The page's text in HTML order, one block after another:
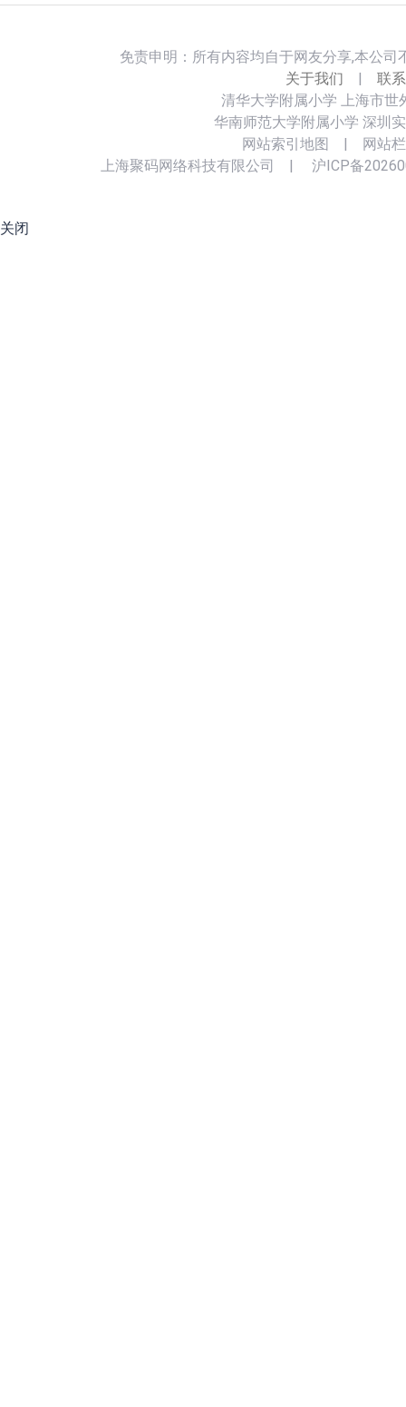
免责申明：所有内容均自于网友分享,本公
关于我们
联
清华大学附属小学 上海市世
华南师范大学附属小学 深圳
网站索引地图
网站
上海聚码网络科技有限公司
沪ICP备
关闭